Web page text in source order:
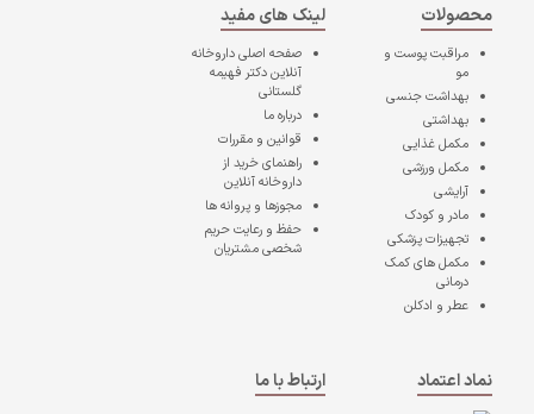
محصولات
مراقبت پوست و
مو
بهداشت جنسی
بهداشتی
مکمل غذایی
مکمل ورزشی
آرایشی
مادر و کودک
تجهیزات پزشکی
مکمل های کمک
درمانی
عطر و ادکلن
لینک های مفید
صفحه اصلیداروخانه
آنلاین دکتر فهیمه
گلستانی
درباره ما
قوانین و مقررات
راهنمای خرید از
داروخانه آنلاین
مجوزها و پروانه ها
حفظ و رعایت حریم
شخصی مشتریان
نماد اعتماد
ارتباط با ما